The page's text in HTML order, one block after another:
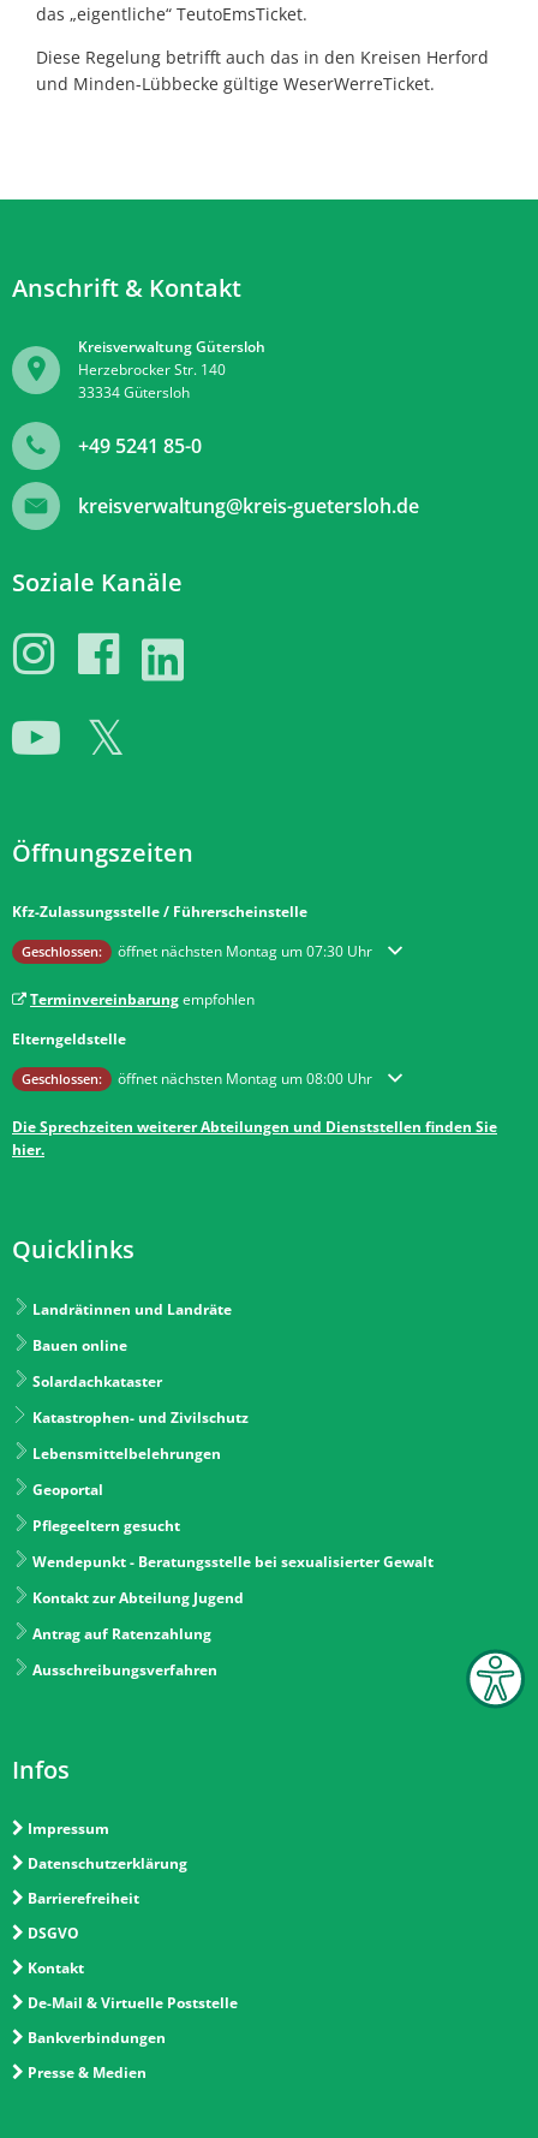
das „eigentliche“ TeutoEmsTicket.
Diese Regelung betrifft auch das in den Kreisen Herford
und Minden-Lübbecke gültige WeserWerreTicket.
Anschrift & Kontakt
Kreisverwaltung Gütersloh
Herzebrocker Str. 140
33334Gütersloh
+49 5241 85-0
kreisverwaltung@kreis-guetersloh.de
Soziale Kanäle
Öffnungszeiten
Kfz-Zulassungsstelle / Führerscheinstelle
Klicken, um weitere Öffnungs- oder Schließzeiten auszublenden
Geschlossen: öffnet nächsten Montag um 07:30 Uhr
Terminvereinbarungempfohlen
Elterngeldstelle
Klicken, um weitere Öffnungs- oder Schließzeiten auszublenden
Geschlossen: öffnet nächsten Montag um 08:00 Uhr
Die Sprechzeiten weiterer Abteilungen und Dienststellen finden Sie
hier.
Quicklinks
Landrätinnen und Landräte
Bauen online
Solardachkataster
Katastrophen- und Zivilschutz
Lebensmittelbelehrungen
Geoportal
Pflegeeltern gesucht
Wendepunkt - Beratungsstelle bei sexualisierter Gewalt
Kontakt zur Abteilung Jugend
Antrag auf Ratenzahlung
Ausschreibungsverfahren
Infos
Impressum
Datenschutzerklärung
Barrierefreiheit
DSGVO
Kontakt
De-Mail & Virtuelle Poststelle
Bankverbindungen
Presse & Medien